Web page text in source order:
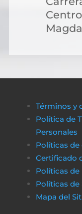
Términos y
Política de
Personales
Políticas
Certificado
Políticas de
Políticas
Mapa del